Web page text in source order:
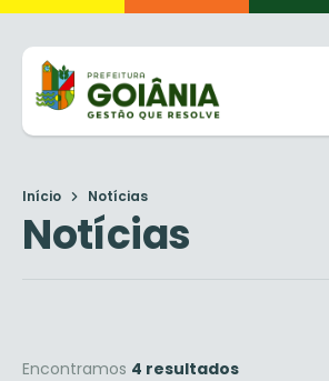
Início Notícias
Notícias
Encontramos 4 resultados